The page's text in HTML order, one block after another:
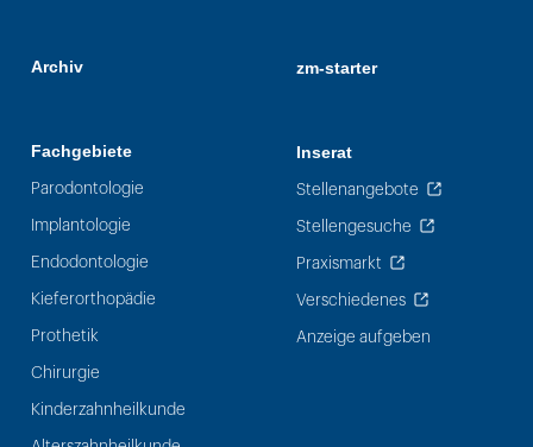
Archiv
Fachgebiete
Parodontologie
Implantologie
Endodontologie
Kieferorthopädie
Prothetik
Chirurgie
Kinderzahnheilkunde
zm-starter
Inserat
Stellenangebote
Stellengesuche
Praxismarkt
Verschiedenes
Anzeige aufgeben